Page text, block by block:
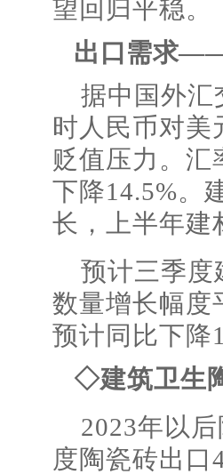
望回归平稳。
出口需求
据中国外汇
时人民币对美
贬值压力。汇
下降14.5%。
长，上半年建
预计三季度
数量增长幅度
预计同比下降
◇建筑卫生
2023年以
度陶瓷砖出口